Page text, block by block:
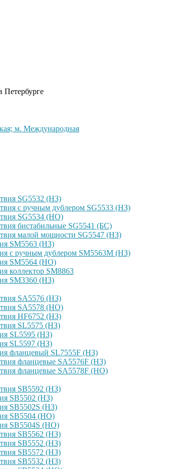
Петербурге
м. Международная
SG5532 (НЗ)
с ручным дублером SG5533 (НЗ)
SG5534 (НО)
бистабильные SG5541 (БС)
малой мощности SG5547 (НЗ)
SM5563 (НЗ)
с ручным дублером SM5563M (НЗ)
SM5564 (НО)
коллектор SM8863
SM3360 (НЗ)
SA5576 (НЗ)
SA5578 (НО)
HF6752 (НЗ)
SL5575 (НЗ)
SL5595 (НЗ)
SL5597 (НЗ)
фланцевый SL7555F (НЗ)
фланцевые SA5576F (НЗ)
фланцевые SA5578F (НО)
SB5592 (НЗ)
SB5502 (НЗ)
SB5502S (НЗ)
SB5504 (НО)
SB5504S (НО)
SB5562 (НЗ)
SB5552 (НЗ)
SB5572 (НЗ)
SB5532 (НЗ)